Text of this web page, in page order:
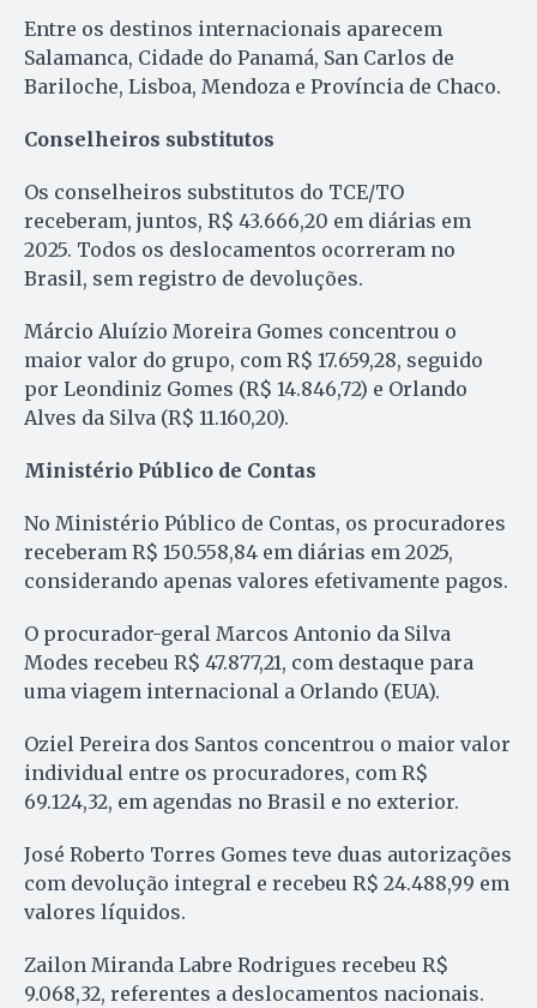
Entre os destinos internacionais aparecem
Salamanca, Cidade do Panamá, San Carlos de
Bariloche, Lisboa, Mendoza e Província de Chaco.
Conselheiros substitutos
Os conselheiros substitutos do TCE/TO
receberam, juntos, R$ 43.666,20 em diárias em
2025. Todos os deslocamentos ocorreram no
Brasil, sem registro de devoluções.
Márcio Aluízio Moreira Gomes concentrou o
maior valor do grupo, com R$ 17.659,28, seguido
por Leondiniz Gomes (R$ 14.846,72) e Orlando
Alves da Silva (R$ 11.160,20).
Ministério Público de Contas
No Ministério Público de Contas, os procuradores
receberam R$ 150.558,84 em diárias em 2025,
considerando apenas valores efetivamente pagos.
O procurador-geral Marcos Antonio da Silva
Modes recebeu R$ 47.877,21, com destaque para
uma viagem internacional a Orlando (EUA).
Oziel Pereira dos Santos concentrou o maior valor
individual entre os procuradores, com R$
69.124,32, em agendas no Brasil e no exterior.
José Roberto Torres Gomes teve duas autorizações
com devolução integral e recebeu R$ 24.488,99 em
valores líquidos.
Zailon Miranda Labre Rodrigues recebeu R$
9.068,32, referentes a deslocamentos nacionais.